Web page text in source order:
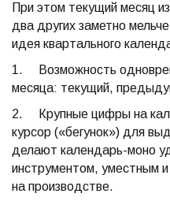
При этом текущий месяц
два других заметно
идея квартального
1. Возможность
месяца: текущий,
2. Крупные цифры на
курсор («бегунок») для
делают календарь-моно
инструментом, уместным
на производстве.